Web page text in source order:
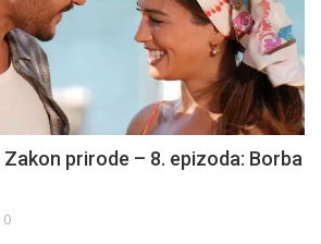
Zakon prirode – 8. epizoda: Borba
0